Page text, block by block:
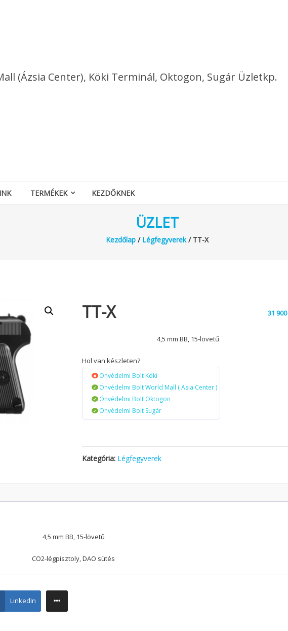
(Ázsia Center), Köki Terminál, Oktogon, Sugár Üzletkp.
TERMÉKEK KEZDŐKNEK
ÜZLET
Kezdőlap/ Légfegyverek/ TT-X
TT-X 31 900
4,5 mm BB, 15-lövetű
Hol van készleten?
Önvédelmi Bolt Köki
Önvédelmi Bolt World Mall ( Asia Center )
Önvédelmi Bolt Oktogon
Önvédelmi Bolt Sugár
Kategória: Légfegyverek
4,5 mm BB, 15-lövetű
CO2-légpisztoly, DAO sütés
LinkedIn